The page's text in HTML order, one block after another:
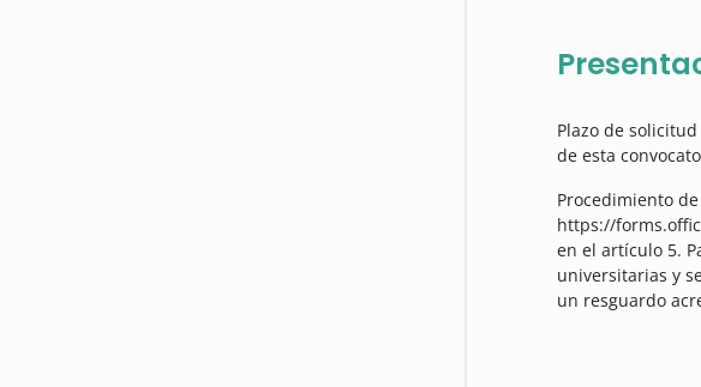
Plazo de
de esta
Procedimiento
https://
en el artículo 5.
universitarias y
un resguardo